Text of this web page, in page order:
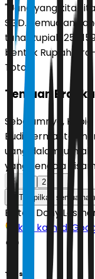
"Uang yang kita
SGD. Kemudian
tunai Rupiah
bentuk Rupiah
Totok.
Temuan
Sebelumnya,
Budi Hermanto,
uang dalam
yang sengaja
2
Tampilkan semua
Editor: Dony
Ikuti kami di
Tags